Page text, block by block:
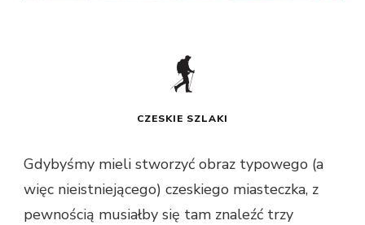
CZESKIE SZLAKI
Gdybyśmy mieli stworzyć obraz typowego (a
więc nieistniejącego) czeskiego miasteczka, z
pewnością musiałby się tam znaleźć trzy